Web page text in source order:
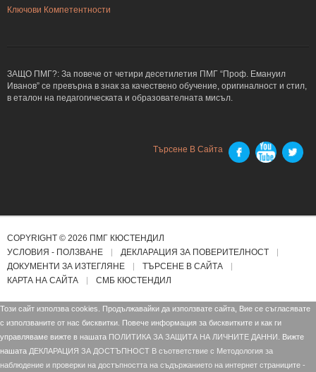
Ключови Компетентности
ЗАЩО ПМГ?: За повече от четири десетилетия ПМГ “Проф. Емануил
Иванов” се превърна в знак за качествено обучение, оригиналност и стил,
в еталон на педагогическата и образователната мисъл.
Търсене В Сайта
COPYRIGHT © 2026 ПМГ КЮСТЕНДИЛ
УСЛОВИЯ - ПОЛЗВАНЕ
ДЕКЛАРАЦИЯ ЗА ПОВЕРИТЕЛНОСТ
ДОКУМЕНТИ ЗА ИЗТЕГЛЯНЕ
ТЪРСЕНЕ В САЙТА
КАРТА НА САЙТА
СМБ КЮСТЕНДИЛ
Този сайт използва cookies. Продължавайки да използвате сайта, Вие се съгласявате
с използваните от нас бисквитки. Повече информация за бисквитките и как ги
управляваме вижте в нашата ПОЛИТИКА ЗА ЗАЩИТА НА ЛИЧНИТЕ ДАННИ.
Вижте
нашата ДЕКЛАРАЦИЯ ЗА ДОСТЪПНОСТ В съответствие с Mетодология за
наблюдение и проверки на достъпността на съдържанието на интернет страниците -